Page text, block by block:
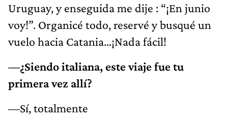
Uruguay, y enseguida me dije : “¡En junio
voy!”. Organicé todo, reservé y busqué un
vuelo hacia Catania…¡Nada fácil!
—¿Siendo italiana, este viaje fue tu
primera vez allí?
—Sí, totalmente